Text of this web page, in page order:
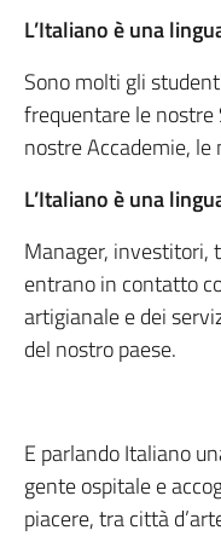
L’Italiano è una
Sono molti gli
frequentare le nostre
nostre Accademie,
L’Italiano è una
Manager, investitori,
entrano in contatto
artigianale e dei
del nostro paese.
E parlando Italiano
gente ospitale e
piacere, tra città